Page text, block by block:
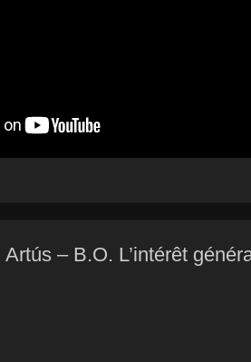
– B​.​O. L’intérêt